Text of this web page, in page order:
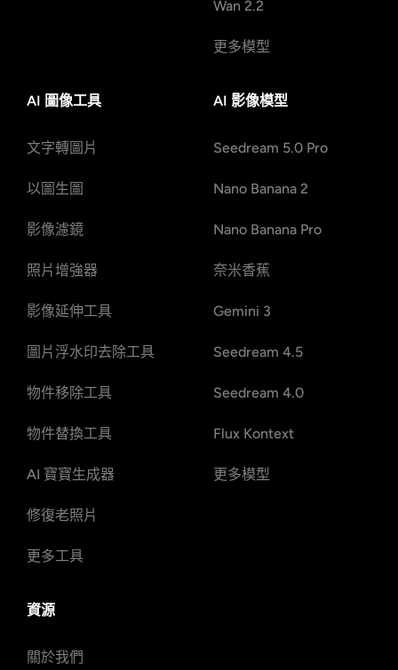
Wan 2.2
更多模型
AI 圖像工具
文字轉圖片
以圖生圖
影像濾鏡
照片增強器
影像延伸工具
圖片浮水印去除工具
物件移除工具
物件替換工具
AI 寶寶生成器
修復老照片
更多工具
AI 影像模型
Seedream 5.0 Pro
Nano Banana 2
Nano Banana Pro
奈米香蕉
Gemini 3
Seedream 4.5
Seedream 4.0
Flux Kontext
更多模型
資源
關於我們